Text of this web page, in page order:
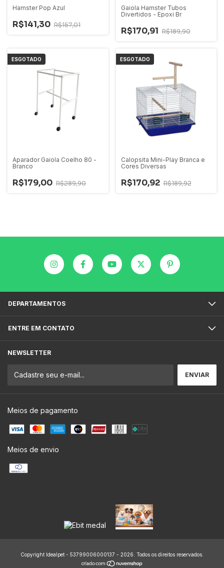
Hamster Pop Azul
R$141,30 R$157,01
Gaiola Hamster Tubos
Divertidos - Epoxi Br
R$170,91 R$189,90
ESGOTADO
Aparador Gaiola Coelho 80 -
Branco
R$179,00 R$289,90
ESGOTADO
Calopsita Mini-Play Branca e
Cores Diversas
R$170,92 R$189,92
DEPARTAMENTOS
ENTRE EM CONTATO
NEWSLETTER
Meios de pagamento
Meios de envio
Copyright Idealpet - 53799006000137 - 2026. Todos os direitos reservados.